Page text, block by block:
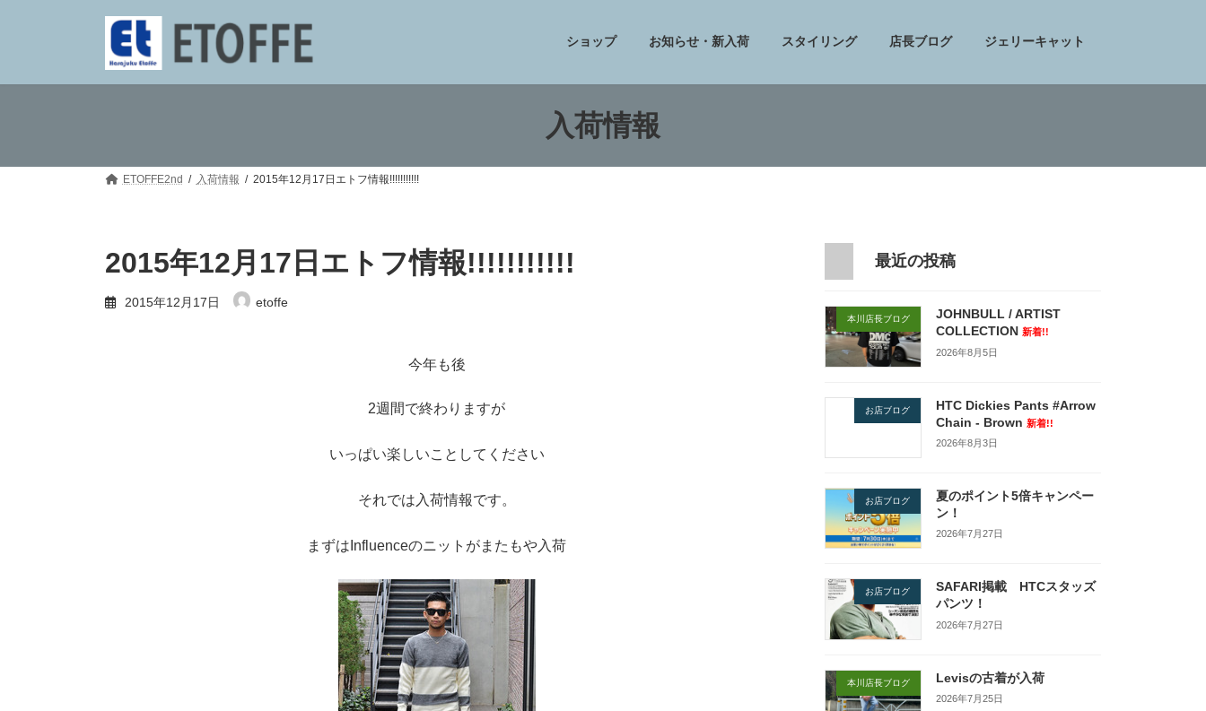
ツ
シ
ショップ お知らせ・新入荷 スタイリング 店長ブログ ジェリーキャット
入荷情報
ETOFFE2nd 入荷情報 2015年12月17日エトフ情報!!!!!!!!!!!
2015年12月17日エトフ情報!!!!!!!!!!!
2015年12月17日 etoffe
今年も後
2週間で終わりますが
いっぱい楽しいことしてください
それでは入荷情報です。
まずはInfluenceのニットがまたもや入荷
最近の投稿
本川店長ブログ
JOHNBULL / ARTIST
COLLECTION 新着!!
2026年8月5日
お店ブログ
HTC Dickies Pants #Arrow
Chain - Brown 新着!!
2026年8月3日
お店ブログ
夏のポイント5倍キャンペー
ン！
2026年7月27日
お店ブログ
SAFARI掲載 HTCスタッズ
パンツ！
2026年7月27日
本川店長ブログ Levisの古着が入荷
2026年7月25日